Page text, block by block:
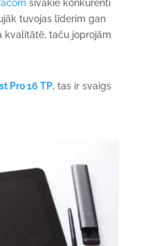
sīvākie konkurenti
tuvojas līderim gan
kvalitātē, taču joprojām
Pro 16 TP, tas ir svaigs